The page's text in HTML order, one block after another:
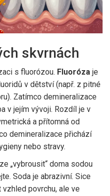
skvrnách
s fluorózou. Fluoróza je
v dětství (např. z pitné
Zatímco demineralizace
v jejím vývoji. Rozdíl je v
a přítomná od
demineralizace přichází
nebo stravy.
„vybrousit“ doma sodou
Soda je abrazivní. Sice
povrchu, ale ve